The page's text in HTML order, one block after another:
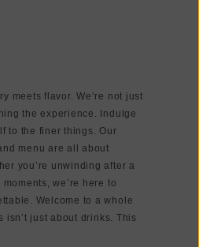
meets flavor. We’re not just
the experience. Indulge
to the finer things. Our
menu are all about
you’re unwinding after a
we’re here to
Welcome to a whole
isn’t just about drinks. This